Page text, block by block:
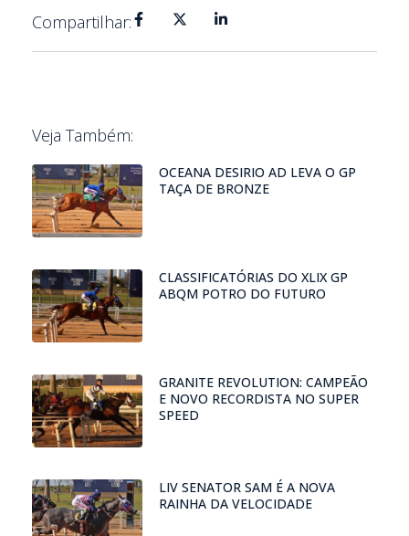
Compartilhar:
Veja Também:
OCEANA DESIRIO AD LEVA O GP
TAÇA DE BRONZE
CLASSIFICATÓRIAS DO XLIX GP
ABQM POTRO DO FUTURO
GRANITE REVOLUTION: CAMPEÃO
E NOVO RECORDISTA NO SUPER
SPEED
LIV SENATOR SAM É A NOVA
RAINHA DA VELOCIDADE